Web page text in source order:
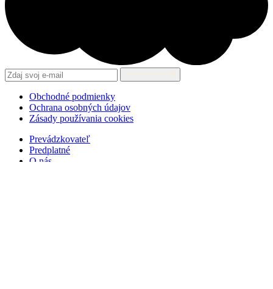
Obchodné podmienky
Ochrana osobných údajov
Zásady používania cookies
Prevádzkovateľ
Predplatné
O nás